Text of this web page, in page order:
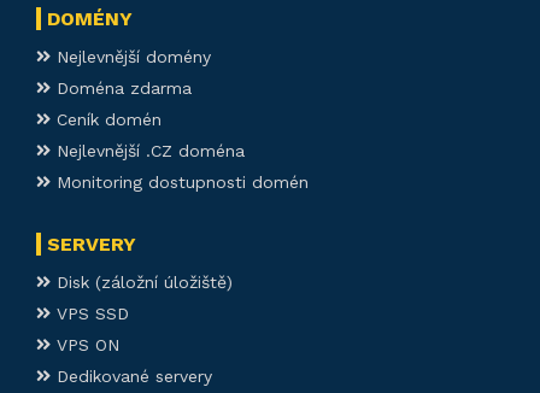
DOMÉNY
Nejlevnější domény
Doména zdarma
Ceník domén
Nejlevnější .CZ doména
Monitoring dostupnosti domén
SERVERY
Disk (záložní úložiště)
VPS SSD
VPS ON
Dedikované servery